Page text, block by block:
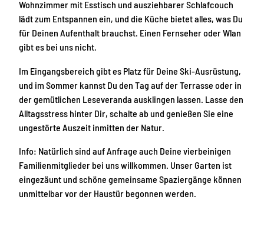
n
i
c
h
t
P
r
i
l
b
i
Wohnzimmer mit Esstisch und ausziehbarer Schlafcouch
lädt zum Entspannen ein, und die Küche bietet alles, was Du
für Deinen Aufenthalt brauchst. Einen Fernseher oder Wlan
gibt es bei uns nicht.
Im Eingangsbereich gibt es Platz für Deine Ski-Ausrüstung,
und im Sommer kannst Du den Tag auf der Terrasse oder in
der gemütlichen Leseveranda ausklingen lassen. Lasse den
Alltagsstress hinter Dir, schalte ab und genießen Sie eine
ungestörte Auszeit inmitten der Natur.
Info: Natürlich sind auf Anfrage auch Deine vierbeinigen
Familienmitglieder bei uns willkommen. Unser Garten ist
eingezäunt und schöne gemeinsame Spaziergänge können
unmittelbar vor der Haustür begonnen werden.